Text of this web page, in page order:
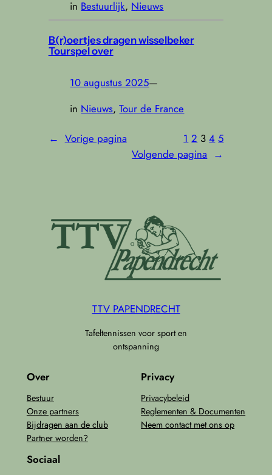
in Bestuurlijk, Nieuws
B(r)oertjes dragen wisselbeker
Tourspel over
10 augustus 2025—
in Nieuws, Tour de France
← Vorige pagina 1 2 3 4 5
Volgende pagina →
TTV PAPENDRECHT
Tafeltennissen voor sport en
ontspanning
Over
Bestuur
Onze partners
Bijdragen aan de club
Partner worden?
Privacy
Privacybeleid
Reglementen & Documenten
Neem contact met ons op
Sociaal